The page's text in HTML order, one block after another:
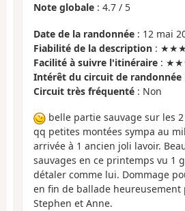
Note globale : 4.7 / 5
Date de la randonnée : 12 mai
Fiabilité de la description :
Facilité à suivre l'itinéraire :
Intérêt du circuit de randonnée
Circuit très fréquenté : Non
belle partie sauvage sur les
qq petites montées sympa au
arrivée à 1 ancien joli lavoir.
sauvages en ce printemps vu 1
détaler comme lui. Dommage
en fin de ballade heureusement
Stephen et Anne.